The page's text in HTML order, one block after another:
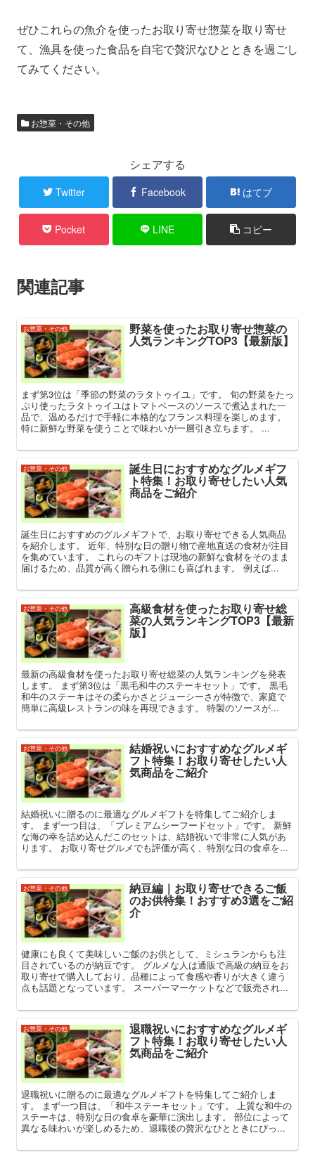
ぜひこれらの魚介を使ったお取り寄せ惣菜を取り寄せ
て、漁具を使った食品を自宅で贅沢なひとときを過ごし
てみてください。
お惣菜・その他
シェアする
Twitter Facebook はてブ
Pocket LINE コピー
関連記事
お惣菜・その他 野菜を使ったお取り寄せ惣菜の
人気ランキングTOP3【最新版】
まず第3位は「季節の野菜のラタトゥイユ」です。 旬の野菜をたっ
ぷり使ったラタトゥイユはトマトベースのソースで煮込まれた一
品で、温めるだけで手軽に本格的なフランス料理を楽しめます。
特に新鮮な野菜を使うことで味わいが一層引き立ちます。 ...
お惣菜・その他 誕生日におすすめなグルメギフ
ト特集！お取り寄せしたい人気
商品をご紹介
誕生日におすすめのグルメギフトで、お取り寄せできる人気商品
を紹介します。 近年、特別な日の贈り物で産地直送の食材が注目
を集めています。 これらのギフトは現地の新鮮な食材をそのまま
届けるため、品質が高く贈られる側にも喜ばれます。 例えば...
お惣菜・その他 高級食材を使ったお取り寄せ総
菜の人気ランキングTOP3【最新
版】
最新の高級食材を使ったお取り寄せ総菜の人気ランキングを発表
します。 まず第3位は「黒毛和牛のステーキセット」です。 黒毛
和牛のステーキはその柔らかさとジューシーさが特徴で、家庭で
簡単に高級レストランの味を再現できます。 特製のソースが...
お惣菜・その他 結婚祝いにおすすめなグルメギ
フト特集！お取り寄せしたい人
気商品をご紹介
結婚祝いに贈るのに最適なグルメギフトを特集してご紹介しま
す。 まず一つ目は、「プレミアムシーフードセット」です。 新鮮
な海の幸を詰め込んだこのセットは、結婚祝いで非常に人気があ
ります。 お取り寄せグルメでも評価が高く、特別な日の食卓を...
お惣菜・その他 納豆編｜お取り寄せできるご飯
のお供特集！おすすめ3選をご紹
介
健康にも良くて美味しいご飯のお供として、ミシュランからも注
目されているのが納豆です。 グルメな人は通販で高級の納豆をお
取り寄せで購入しており、品種によって食感や香りが大きく違う
点も話題となっています。 スーパーマーケットなどで販売され...
お惣菜・その他 退職祝いにおすすめなグルメギ
フト特集！お取り寄せしたい人
気商品をご紹介
退職祝いに贈るのに最適なグルメギフトを特集してご紹介しま
す。 まず一つ目は、「和牛ステーキセット」です。 上質な和牛の
ステーキは、特別な日の食卓を豪華に演出します。 部位によって
異なる味わいが楽しめるため、退職後の贅沢なひとときにぴっ...